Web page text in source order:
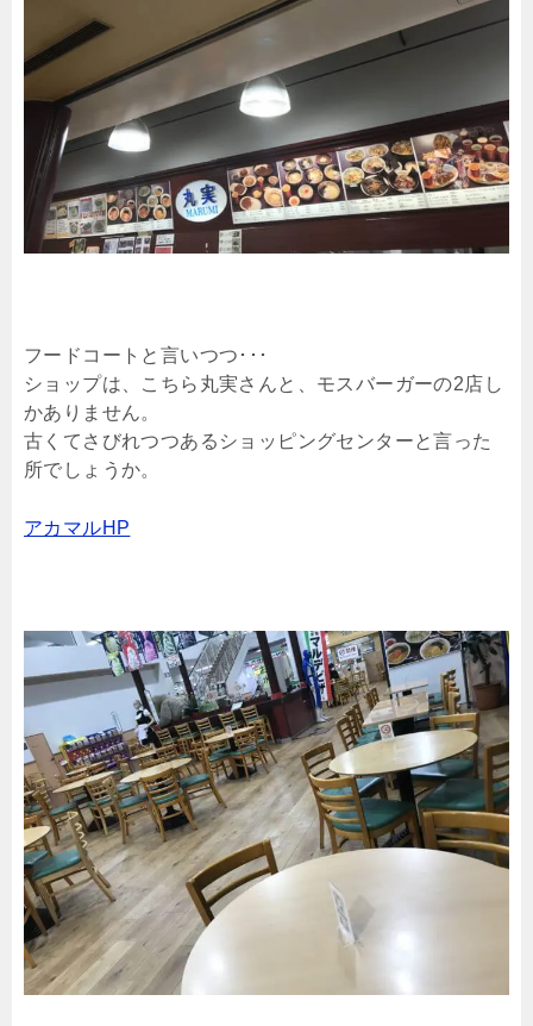
フードコートと言いつつ･･･
ショップは、こちら丸実さんと、モスバーガーの2店し
かありません。
古くてさびれつつあるショッピングセンターと言った
所でしょうか。
アカマルHP